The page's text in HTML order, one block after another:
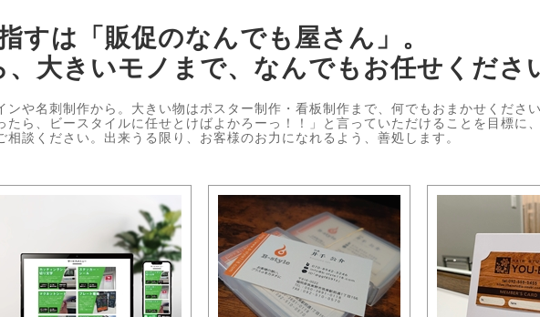
すは「販促のなんでも屋さん」。
大きいモノまで、なんでもお任せくださ
ンや名刺制作から。大きい物はポスター制作・看板制作まで、何でもおまかせください
たら、ビースタイルに任せとけばよかろーっ！！」と言っていただけることを目標に、
相談ください。出来うる限り、お客様のお力になれるよう、善処します。